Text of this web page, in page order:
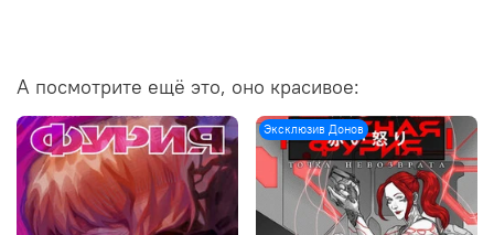
А посмотрите ещё это, оно красивое:
Эксклюзив Донов